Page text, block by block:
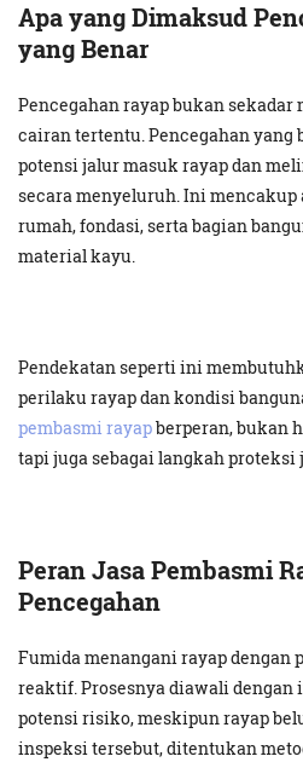
Apa yang Dimaksud
yang Benar
Pencegahan rayap bukan
cairan tertentu. Pencegahan yang
potensi jalur masuk rayap dan
secara menyeluruh. Ini
rumah, fondasi, serta bagian
material kayu.
Pendekatan seperti ini
perilaku rayap dan kondisi
pembasmi rayapberperan, bukan
tapi juga sebagai langkah proteksi
Peran Jasa Pembasmi
Pencegahan
Fumida menangani rayap dengan
reaktif. Prosesnya diawali
potensi risiko, meskipun rayap
inspeksi tersebut, ditentukan